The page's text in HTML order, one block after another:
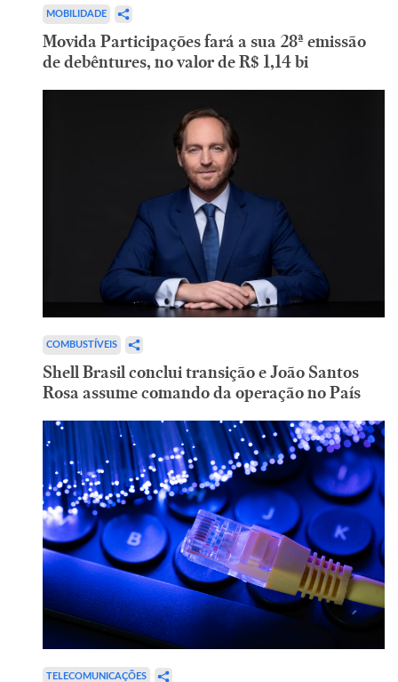
MOBILIDADE
Movida Participações fará a sua 28ª emissão
de debêntures, no valor de R$ 1,14 bi
COMBUSTÍVEIS
Shell Brasil conclui transição e João Santos
Rosa assume comando da operação no País
TELECOMUNICAÇÕES